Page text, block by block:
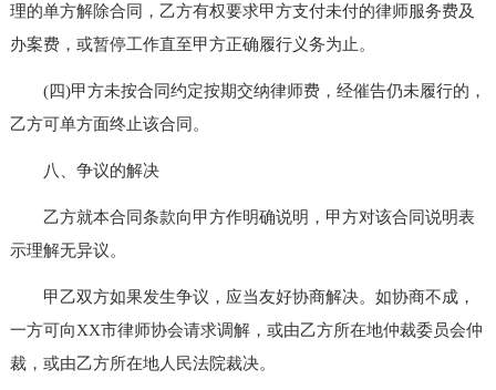
理的单方解除合同，乙方有权要求甲方支付未付的律师服务费及
办案费，或暂停工作直至甲方正确履行义务为止。
(四)甲方未按合同约定按期交纳律师费，经催告仍未履行的，
乙方可单方面终止该合同。
八、争议的解决
乙方就本合同条款向甲方作明确说明，甲方对该合同说明表
示理解无异议。
甲乙双方如果发生争议，应当友好协商解决。如协商不成，
一方可向XX市律师协会请求调解，或由乙方所在地仲裁委员会仲
裁，或由乙方所在地人民法院裁决。